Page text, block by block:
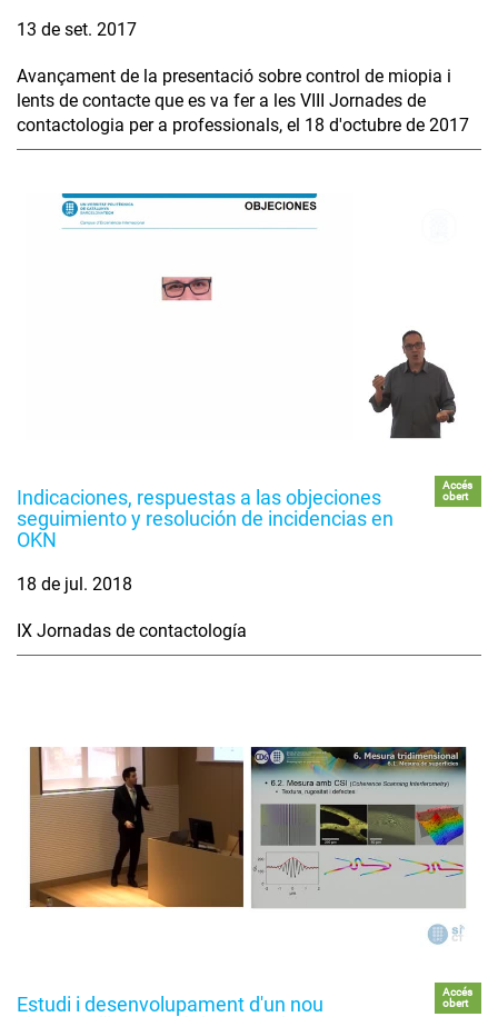
13 de set. 2017
Avançament de la presentació sobre control de miopia i
lents de contacte que es va fer a les VIII Jornades de
contactologia per a professionals, el 18 d'octubre de 2017
Indicaciones, respuestas a las objeciones
seguimiento y resolución de incidencias en
OKN
Accés
obert
18 de jul. 2018
IX Jornadas de contactología
Estudi i desenvolupament d'un nou
Accés
obert